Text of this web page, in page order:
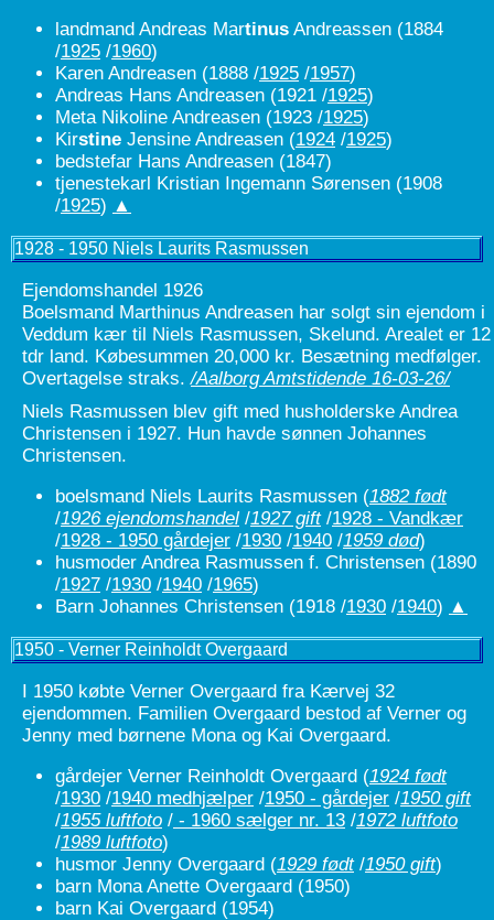
landmand Andreas Martinus Andreassen (1884
/1925 /1960)
Karen Andreasen (1888 /1925 /1957)
Andreas Hans Andreasen (1921 /1925)
Meta Nikoline Andreasen (1923 /1925)
Kirstine Jensine Andreasen (1924 /1925)
bedstefar Hans Andreasen (1847)
tjenestekarl Kristian Ingemann Sørensen (1908
/1925) ▲
1928 - 1950 Niels Laurits Rasmussen
Ejendomshandel 1926
Boelsmand Marthinus Andreasen har solgt sin ejendom i
Veddum kær til Niels Rasmussen, Skelund. Arealet er 12
tdr land. Købesummen 20,000 kr. Besætning medfølger.
Overtagelse straks./Aalborg Amtstidende 16-03-26/
Niels Rasmussen blev gift med husholderske Andrea
Christensen i 1927. Hun havde sønnen Johannes
Christensen.
boelsmand Niels Laurits Rasmussen (1882 født
/1926 ejendomshandel /1927 gift/1928 - Vandkær
/1928 - 1950 gårdejer /1930 /1940 /1959 død)
husmoder Andrea Rasmussen f. Christensen (1890
/1927 /1930 /1940 /1965)
Barn Johannes Christensen (1918 /1930 /1940) ▲
1950 - Verner Reinholdt Overgaard
I 1950 købte Verner Overgaard fra Kærvej 32
ejendommen. Familien Overgaard bestod af Verner og
Jenny med børnene Mona og Kai Overgaard.
gårdejer Verner Reinholdt Overgaard (1924 født
/1930 /1940 medhjælper /1950 - gårdejer /1950 gift
/1955 luftfoto / - 1960 sælger nr. 13 /1972 luftfoto
/1989 luftfoto)
husmor Jenny Overgaard (1929 født/1950 gift)
barn Mona Anette Overgaard (1950)
barn Kai Overgaard (1954)